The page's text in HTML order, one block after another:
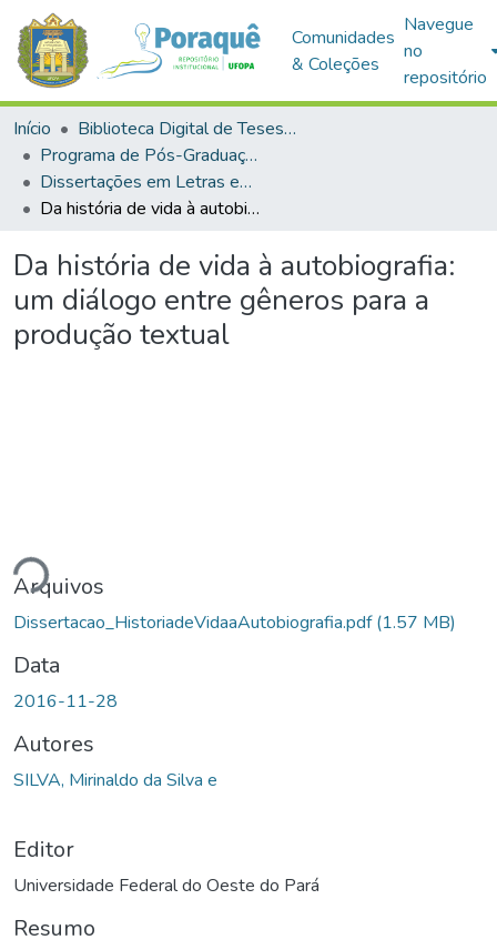
Comunidades
& Coleções
Navegue
no
repositório
Início
Biblioteca Digital de Teses e Dissertações (BDTD)
Programa de Pós-Graduação em Mestrado Profissional em Letras em Rede Nacional (PROFLETRAS)
Dissertações em Letras em Rede Nacional (Mestrado Profissional)
Da história de vida à autobiografia: um diálogo entre gêneros para a produção textual
Da história de vida à autobiografia:
um diálogo entre gêneros para a
produção textual
Arquivos
Dissertacao_HistoriadeVidaaAutobiografia.pdf(1.57 MB)
Data
2016-11-28
Autores
SILVA, Mirinaldo da Silva e
Editor
Universidade Federal do Oeste do Pará
Resumo